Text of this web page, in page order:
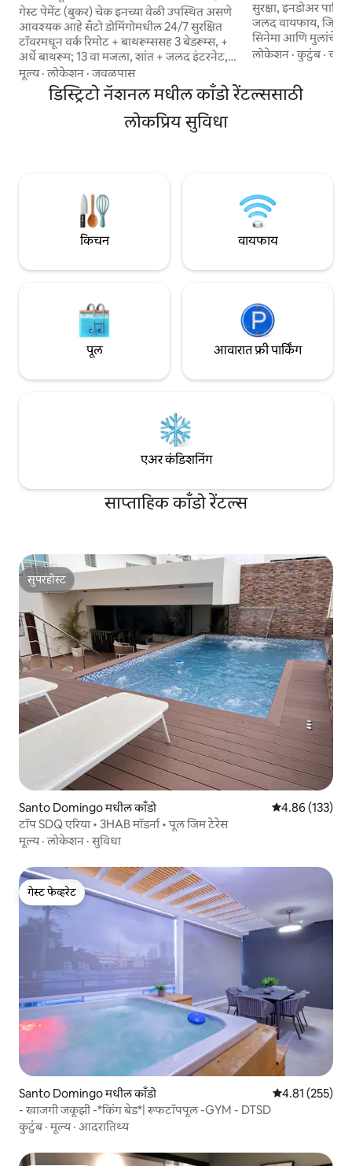
वीज
गेस्ट पेमेंट (बुकर) चेक इनच्या वेळी उपस्थित असणे
आवश्यक आहे सँटो डोमिंगोमधील 24/7 सुरक्षित
टॉवरमधून वर्क रिमोट + बाथरूम्ससह 3 बेडरूम्स, +
अर्धे बाथरूम; 13 वा मजला, शांत + जलद इंटरनेट,
Zoom/Netflix साठी 100Mbps+, बॅक - अप
पॉवर, UPS + आरामदायक बेड्स, वॉशर/ड्रायर,
नवीन एअर कंडिशनर्स + रूफटॉप पूल, जिम +
रेस्टॉरंट्स, पार्क्स, LDS टेम्पल, क्लिनिक, सिप्ला येथे
मूल्य·लोकेशन ·जवळपास
सुरक्षा, इनडोअर पार्किंग
जलद वायफाय, जिम,
सिनेमा आणि मुलांचे
एअर कंडिशनर, 2 BR
प्रीमियम केबल, कपाट, सेफ बॉक्स आणि बाथरूम.
किचन पूर्ण करा.
अपार्टमेंट. बाल्कनी.
लोकेशन ·कुटुंब·
डिस्ट्रिटो नॅशनल मधील काँडो रेंटल्ससाठी
लोकप्रिय सुविधा
किचन वायफाय
पूल आवारात फ्री पार्किंग
एअर कंडिशनिंग
साप्ताहिक काँडो रेंटल्स
सुपरहोस्ट
सुपरहोस्ट
Santo Domingo मधील काँडो 5 पैकी 4.86
4.86 (133)
टॉप SDQ एरिया • 3HAB मॉडर्ना • पूल जिम टेरेस
मूल्य·लोकेशन ·सुविधा
गेस्ट फेव्हरेट
गेस्ट फेव्हरेट
Santo Domingo मधील काँडो 5 पैकी 4.81
4.81 (255)
- खाजगी जकूझी -*किंग बेड*| रूफटॉपपूल -GYM - DTSD
कुटुंब·मूल्य· आदरातिथ्य